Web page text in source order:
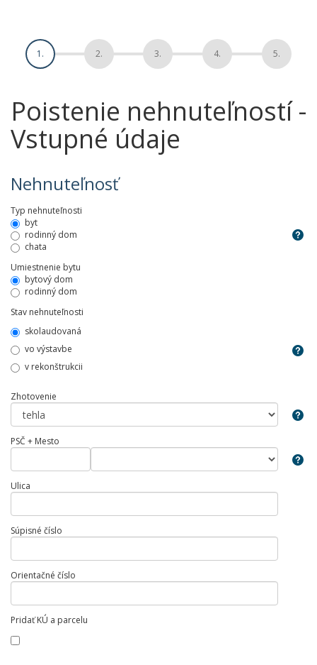
1. 2. 3. 4. 5.
Poistenie nehnuteľností -
Vstupné údaje
Nehnuteľnosť
Typ nehnuteľnosti
byt
rodinný dom
chata
Umiestnenie bytu
bytový dom
rodinný dom
Stav nehnuteľnosti
skolaudovaná
vo výstavbe
v rekonštrukcii
Zhotovenie
PSČ + Mesto
Ulica
Súpisné číslo
Orientačné číslo
Pridať KÚ a parcelu